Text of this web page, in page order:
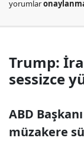
yorumlar
Trump:
sessizce
ABD
müzakere